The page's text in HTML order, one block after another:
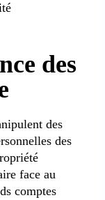
des
des
des
face au
comptes